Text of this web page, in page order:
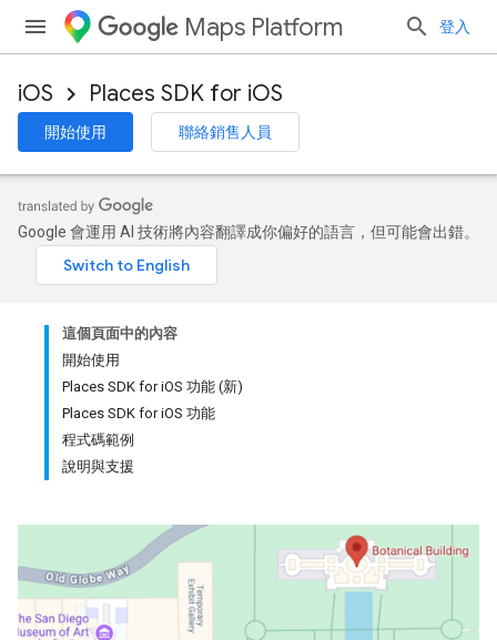
Maps Platform 登入
iOS Places SDK for iOS
開始使用 聯絡銷售人員
Google 會運用 AI 技術將內容翻譯成你偏好的語言，但可能會出錯。
這個頁面中的內容
開始使用
Places SDK for iOS 功能 (新)
Places SDK for iOS 功能
程式碼範例
說明與支援